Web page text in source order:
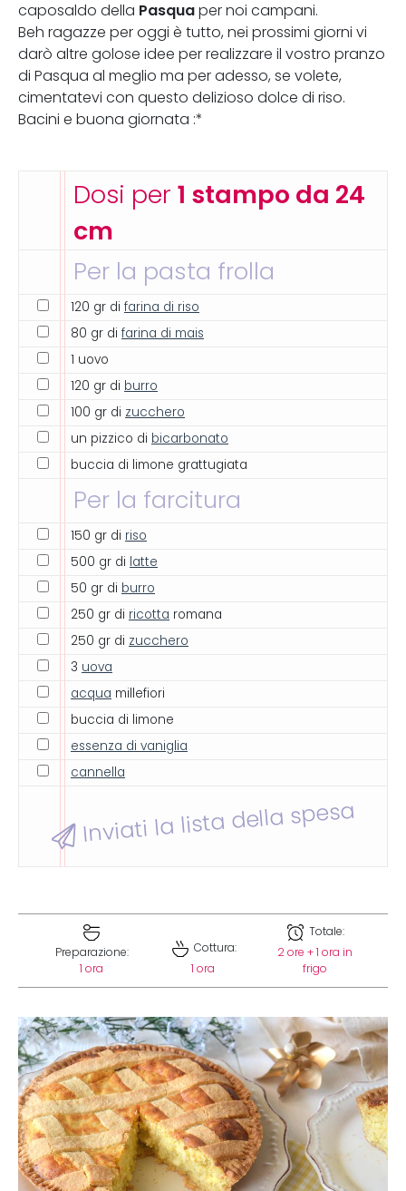
caposaldo della Pasqua per noi campani.
Beh ragazze per oggi è tutto, nei prossimi giorni vi
darò altre golose idee per realizzare il vostro pranzo
di Pasqua al meglio ma per adesso, se volete,
cimentatevi con questo delizioso dolce di riso.
Bacini e buona giornata :*
Dosi per 1 stampo da 24
cm
Per la pasta frolla
120 gr di farina di riso
80 gr di farina di mais
1 uovo
120 gr di burro
100 gr di zucchero
un pizzico di bicarbonato
buccia di limone grattugiata
Per la farcitura
150 gr di riso
500 gr di latte
50 gr di burro
250 gr di ricotta romana
250 gr di zucchero
3 uova
acqua millefiori
buccia di limone
essenza di vaniglia
cannella
Inviati la lista della spesa
Preparazione:
1 ora
Cottura:
1 ora
Totale:
2 ore + 1 ora in
frigo